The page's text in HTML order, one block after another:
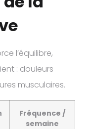
l’équilibre,
: douleurs
musculaires.
Fréquence /
semaine